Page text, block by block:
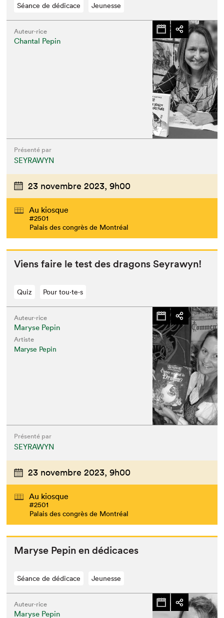
Séance de dédicace Jeunesse
Auteur·rice
Chantal Pepin
Présenté par
SEYRAWYN
23 novembre 2023, 9h00
Au kiosque
#2501
Palais des congrès de Montréal
Viens faire le test des drag­ons Seyrawyn!
Quiz Pour tou⋅te⋅s
Auteur·rice
Maryse Pepin
Artiste
Maryse Pepin
Présenté par
SEYRAWYN
23 novembre 2023, 9h00
Au kiosque
#2501
Palais des congrès de Montréal
Maryse Pepin en dédicaces
Séance de dédicace Jeunesse
Auteur·rice
Maryse Pepin